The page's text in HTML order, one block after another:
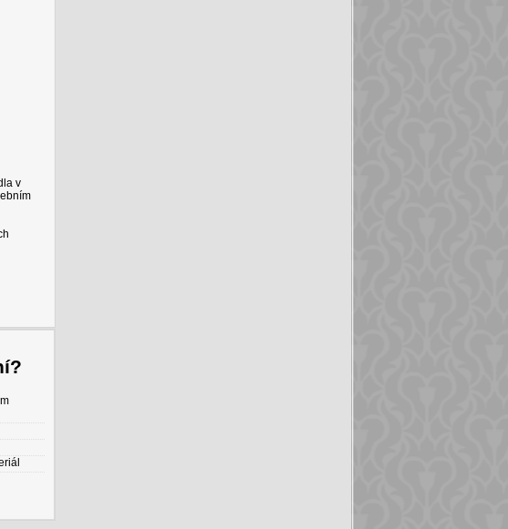
v